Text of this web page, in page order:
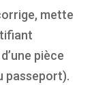
mette
pièce
passeport).